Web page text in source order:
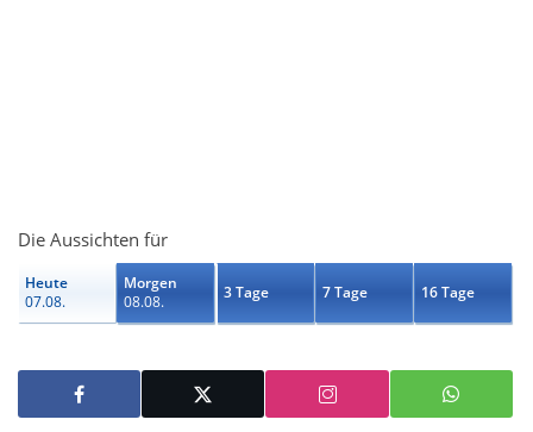
Die Aussichten für
Heute
07.08.
Morgen
08.08.
3 Tage 7 Tage 16 Tage